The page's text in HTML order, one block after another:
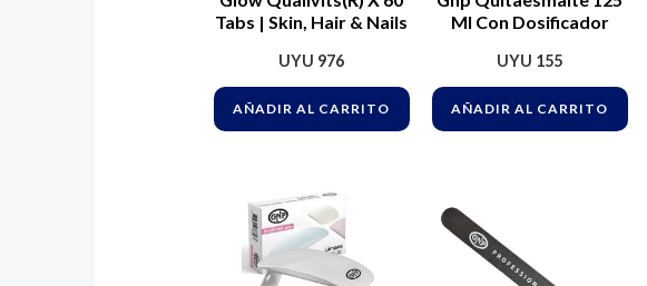
Tabs | Skin, Hair & Nails
UYU 976
AÑADIR AL CARRITO
Ml Con Dosificador
UYU 155
AÑADIR AL CARRITO